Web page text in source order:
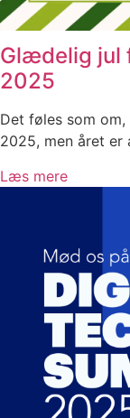
Glædelig jul
2025
Det føles som
2025, men året er
Læs mere